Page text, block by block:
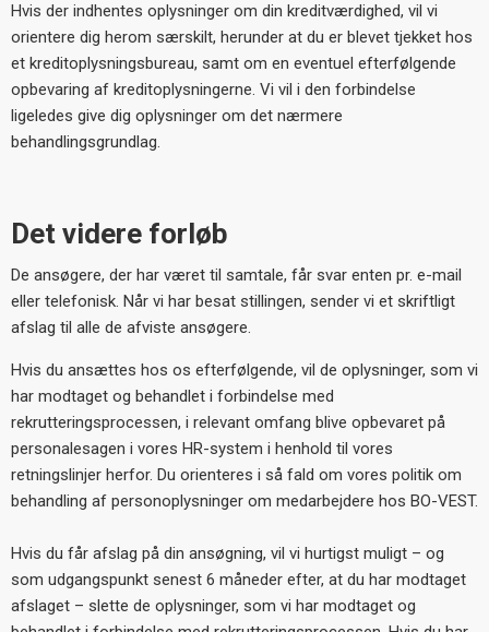
Hvis der indhentes oplysninger om din kreditværdighed, vil vi
orientere dig herom særskilt, herunder at du er blevet tjekket hos
et kreditoplysningsbureau, samt om en eventuel efterfølgende
opbevaring af kreditoplysningerne. Vi vil i den forbindelse
ligeledes give dig oplysninger om det nærmere
behandlingsgrundlag.
Det videre forløb
De ansøgere, der har været til samtale, får svar enten pr. e-mail
eller telefonisk. Når vi har besat stillingen, sender vi et skriftligt
afslag til alle de afviste ansøgere.
Hvis du ansættes hos os efterfølgende, vil de oplysninger, som vi
har modtaget og behandlet i forbindelse med
rekrutteringsprocessen, i relevant omfang blive opbevaret på
personalesagen i vores HR-system i henhold til vores
retningslinjer herfor. Du orienteres i så fald om vores politik om
behandling af personoplysninger om medarbejdere hos BO-VEST.
Hvis du får afslag på din ansøgning, vil vi hurtigst muligt – og
som udgangspunkt senest 6 måneder efter, at du har modtaget
afslaget – slette de oplysninger, som vi har modtaget og